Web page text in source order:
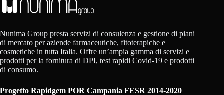
Nunima Group presta servizi di consulenza e gestione di piani
di mercato per aziende farmaceutiche, fitoterapiche e
cosmetiche in tutta Italia. Offre un’ampia gamma di servizi e
prodotti per la fornitura di DPI, test rapidi Covid-19 e prodotti
di consumo.
Progetto Rapidgem POR Campania FESR 2014-2020